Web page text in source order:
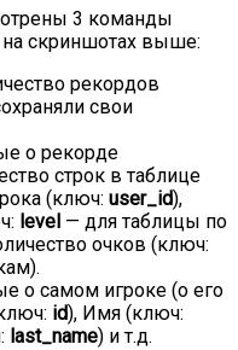
3 команды
скриншотах выше:
рекордов
свои
о рекорде
строк в таблице
(ключ: user_id),
level — для таблицы по
очков (ключ:
о самом игроке (о его
id), Имя (ключ:
last_name) и т.д.